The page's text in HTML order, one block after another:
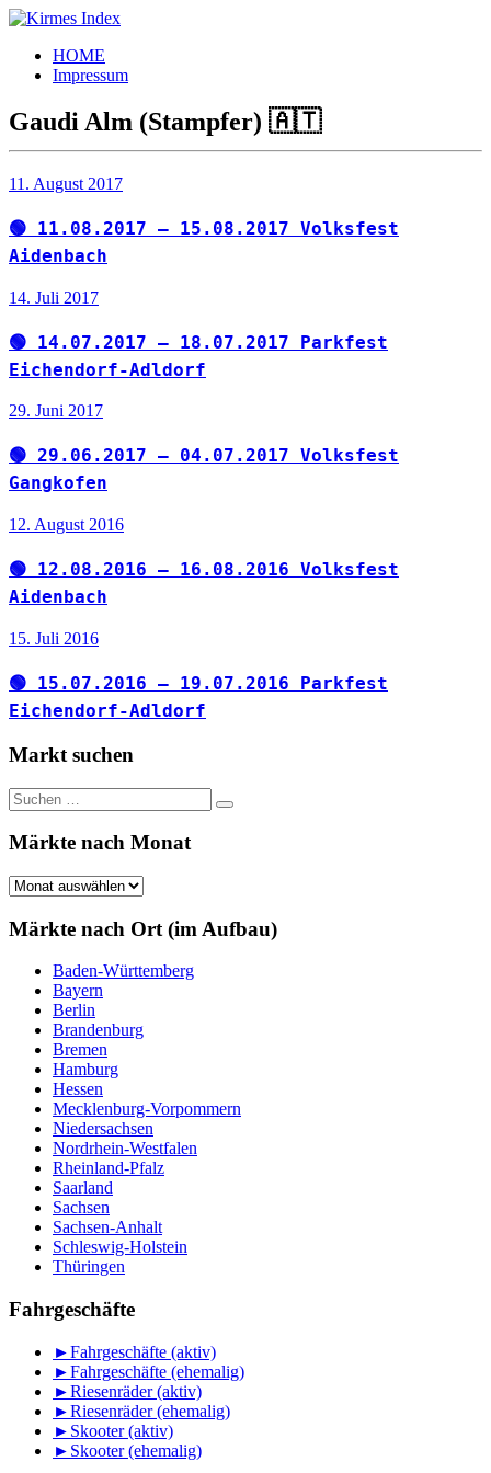
Zum
springen
Kirmes
Index
Tourpläne
der
letzten
Jahre
HOME
Impressum
Gaudi Alm (Stampfer) 🇦🇹
11. August 2017
🟢 11.08.2017 – 15.08.2017 Volksfest
Aidenbach
14. Juli 2017
🟢 14.07.2017 – 18.07.2017 Parkfest
Eichendorf-Adldorf
29. Juni 2017
🟢 29.06.2017 – 04.07.2017 Volksfest
Gangkofen
12. August 2016
🟢 12.08.2016 – 16.08.2016 Volksfest
Aidenbach
15. Juli 2016
🟢 15.07.2016 – 19.07.2016 Parkfest
Eichendorf-Adldorf
Markt suchen
Suchen
nach:
Suchen
Märkte nach Monat
Märkte
Monat
Märkte nach Ort (im Aufbau)
Baden-Württemberg
Bayern
Berlin
Brandenburg
Bremen
Hamburg
Hessen
Mecklenburg-Vorpommern
Niedersachsen
Nordrhein-Westfalen
Rheinland-Pfalz
Saarland
Sachsen
Sachsen-Anhalt
Schleswig-Holstein
Thüringen
Fahrgeschäfte
►Fahrgeschäfte (aktiv)
►Fahrgeschäfte (ehemalig)
►Riesenräder (aktiv)
►Riesenräder (ehemalig)
► Skooter (aktiv)
► Skooter (ehemalig)